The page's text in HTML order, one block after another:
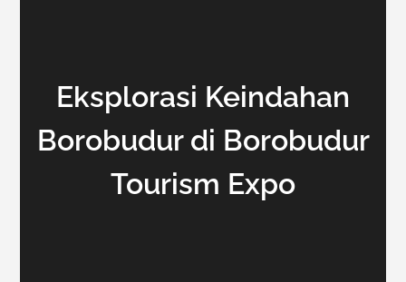
Eksplorasi Keindahan
Borobudur di Borobudur
Tourism Expo